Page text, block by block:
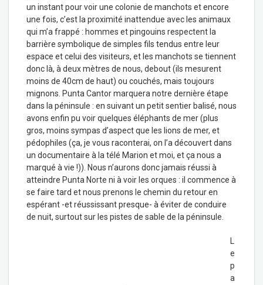
un instant pour voir une colonie de manchots et encore
une fois, c’est la proximité inattendue avec les animaux
qui m’a frappé : hommes et pingouins respectent la
barrière symbolique de simples fils tendus entre leur
espace et celui des visiteurs, et les manchots se tiennent
donc là, à deux mètres de nous, debout (ils mesurent
moins de 40cm de haut) ou couchés, mais toujours
mignons. Punta Cantor marquera notre dernière étape
dans la péninsule : en suivant un petit sentier balisé, nous
avons enfin pu voir quelques éléphants de mer (plus
gros, moins sympas d’aspect que les lions de mer, et
pédophiles (ça, je vous raconterai, on l’a découvert dans
un documentaire à la télé Marion et moi, et ça nous a
marqué à vie !)). Nous n’aurons donc jamais réussi à
atteindre Punta Norte ni à voir les orques : il commence à
se faire tard et nous prenons le chemin du retour en
espérant -et réussissant presque- à éviter de conduire
de nuit, surtout sur les pistes de sable de la péninsule.
e
p
a